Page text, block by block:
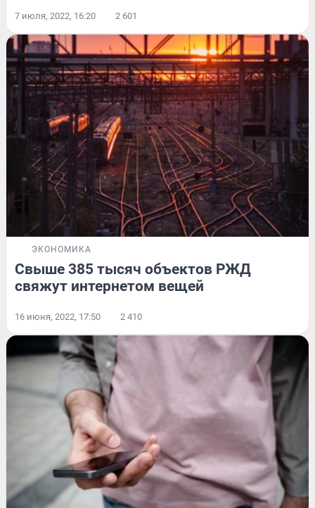
7 июля, 2022, 16:20 2 601
ЭКОНОМИКА
Свыше 385 тысяч объектов РЖД
свяжут интернетом вещей
16 июня, 2022, 17:50 2 410